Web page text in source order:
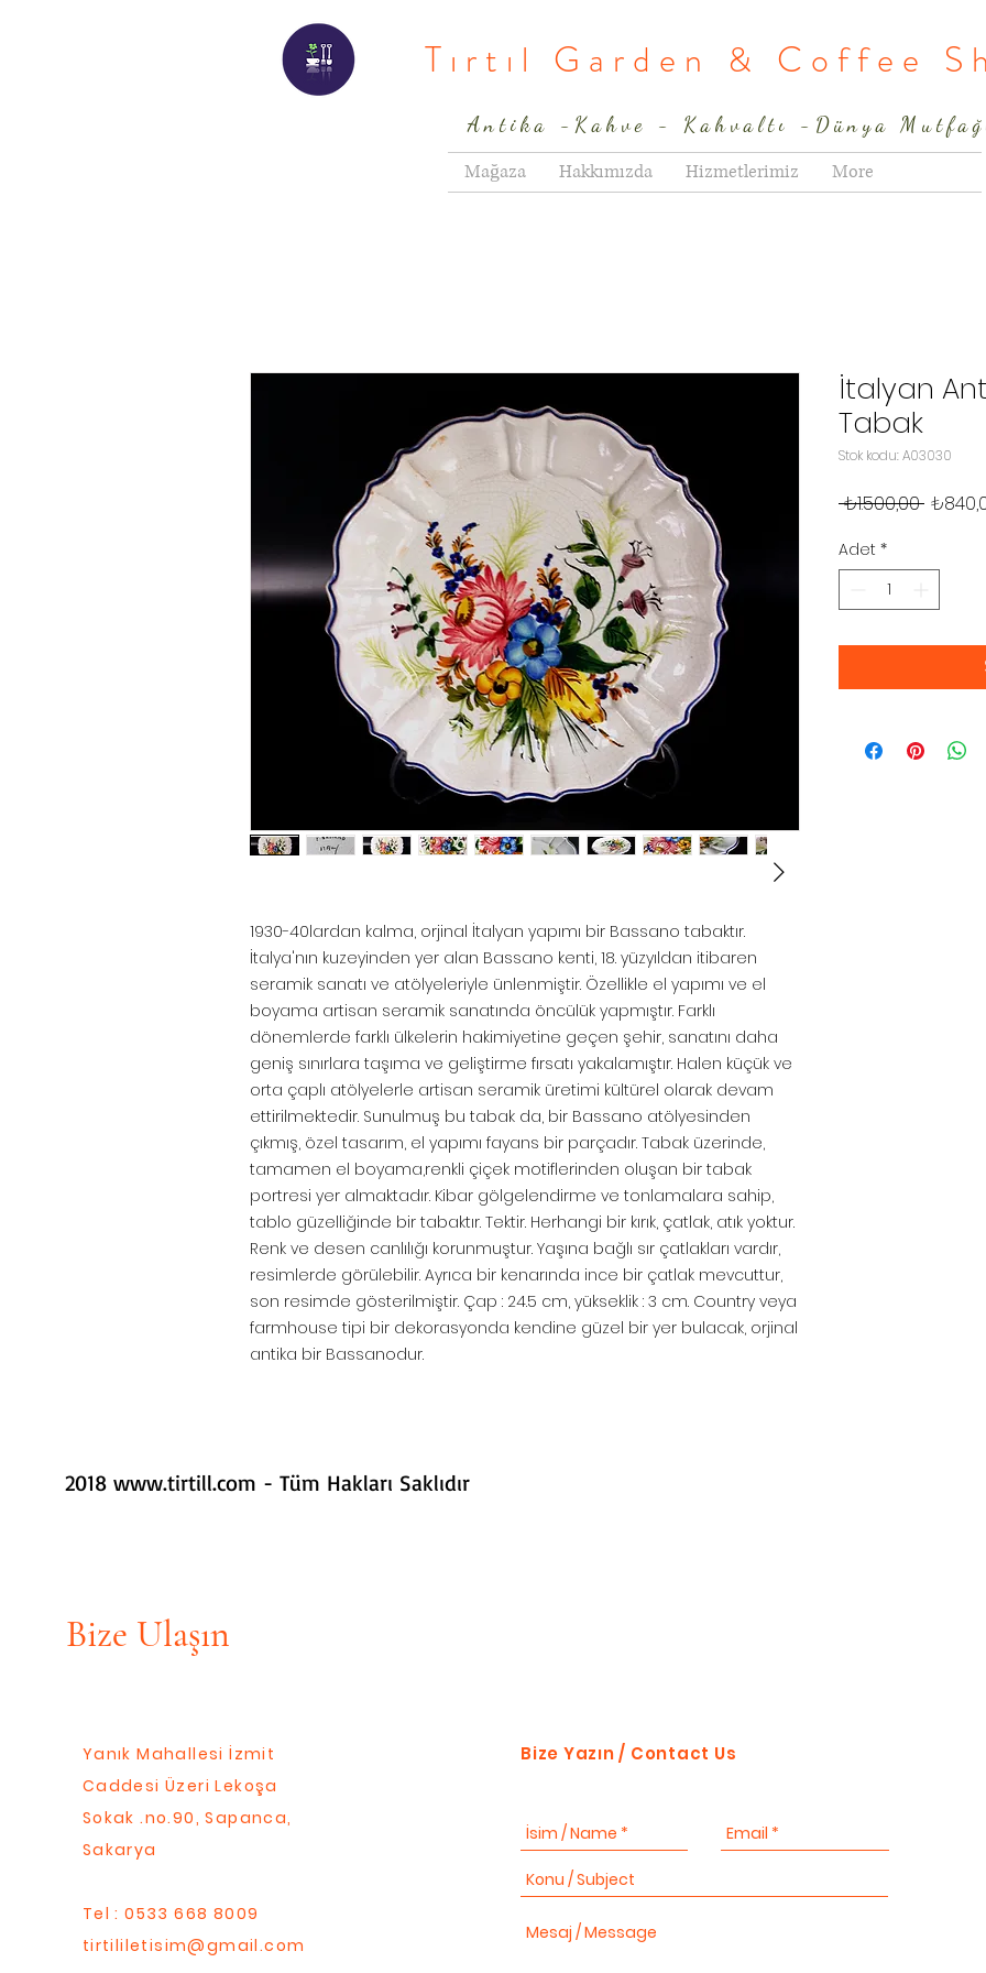
Tırtıl Garden & Coffee
Antika -Kahve - Kahvaltı -Dünya
Mağaza
Hakkımızda Hizmetlerimiz More
1930-40lardan kalma, orjinal İtalyan yapımı bir Bassano tabaktır.
İtalya'nın kuzeyinden yer alan Bassano kenti, 18. yüzyıldan itibaren
seramik sanatı ve atölyeleriyle ünlenmiştir. Özellikle el yapımı ve el
boyama artisan seramik sanatında öncülük yapmıştır. Farklı
dönemlerde farklı ülkelerin hakimiyetine geçen şehir, sanatını daha
geniş sınırlara taşıma ve geliştirme fırsatı yakalamıştır. Halen küçük ve
orta çaplı atölyelerle artisan seramik üretimi kültürel olarak devam
ettirilmektedir. Sunulmuş bu tabak da, bir Bassano atölyesinden
çıkmış, özel tasarım, el yapımı fayans bir parçadır. Tabak üzerinde,
tamamen el boyama,renkli çiçek motiflerinden oluşan bir tabak
portresi yer almaktadır. Kibar gölgelendirme ve tonlamalara sahip,
tablo güzelliğinde bir tabaktır. Tektir. Herhangi bir kırık, çatlak, atık yoktur.
Renk ve desen canlılığı korunmuştur. Yaşına bağlı sır çatlakları vardır,
resimlerde görülebilir. Ayrıca bir kenarında ince bir çatlak mevcuttur,
son resimde gösterilmiştir. Çap : 24.5 cm, yükseklik : 3 cm. Country veya
farmhouse tipi bir dekorasyonda kendine güzel bir yer bulacak, orjinal
antika bir Bassanodur.
İtalyan
Tabak
Stok kodu: A03030
₺1.500,00 Normal
Adet *
2018 www.tirtill.com - Tüm Hakları Saklıdır
Bize Ulaşın
Yanık Mahallesi İzmit
Caddesi Üzeri Lekoşa
Sokak .no.90, Sapanca,
Sakarya
Tel : 0533 668 8009
tirtililetisim@gmail.com
Bize Yazın / Contact Us